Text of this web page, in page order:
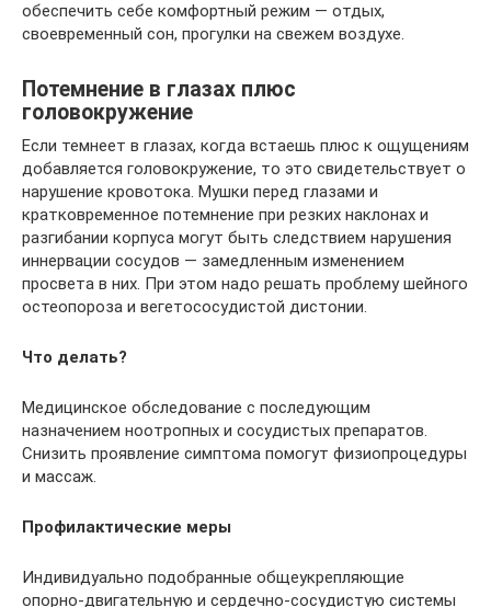
обеспечить себе комфортный режим — отдых,
своевременный сон, прогулки на свежем воздухе.
Потемнение в глазах плюс
головокружение
Если темнеет в глазах, когда встаешь плюс к ощущениям
добавляется головокружение, то это свидетельствует о
нарушение кровотока. Мушки перед глазами и
кратковременное потемнение при резких наклонах и
разгибании корпуса могут быть следствием нарушения
иннервации сосудов — замедленным изменением
просвета в них. При этом надо решать проблему шейного
остеопороза и вегетососудистой дистонии.
Что делать?
Медицинское обследование с последующим
назначением ноотропных и сосудистых препаратов.
Снизить проявление симптома помогут физиопроцедуры
и массаж.
Профилактические меры
Индивидуально подобранные общеукрепляющие
опорно-двигательную и сердечно-сосудистую системы